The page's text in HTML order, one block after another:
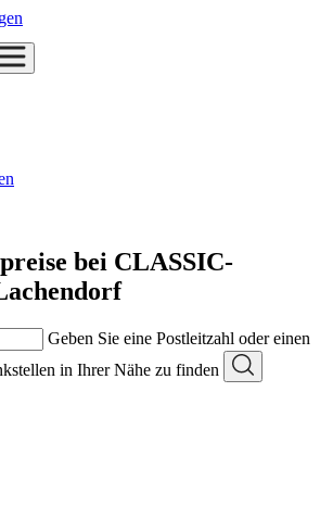
bei CLASSIC-
Geben Sie eine Postleitzahl oder einen
in Ihrer Nähe zu finden